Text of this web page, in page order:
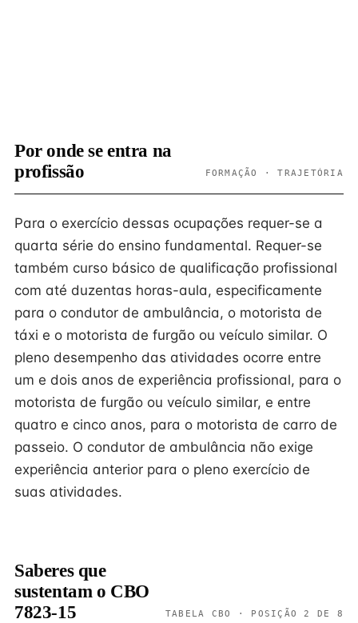
Por onde se entra na
profissão
FORMAÇÃO · TRAJETÓRIA
Para o exercício dessas ocupações requer-se a
quarta série do ensino fundamental. Requer-se
também curso básico de qualificação profissional
com até duzentas horas-aula, especificamente
para o condutor de ambulância, o motorista de
táxi e o motorista de furgão ou veículo similar. O
pleno desempenho das atividades ocorre entre
um e dois anos de experiência profissional, para o
motorista de furgão ou veículo similar, e entre
quatro e cinco anos, para o motorista de carro de
passeio. O condutor de ambulância não exige
experiência anterior para o pleno exercício de
suas atividades.
Saberes que
sustentam o CBO
7823-15
TABELA CBO · POSIÇÃO 2 DE 8